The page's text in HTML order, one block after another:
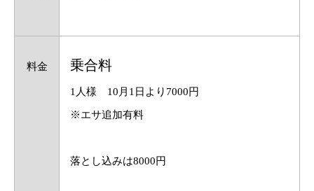
料金 乗合料
1人様 10月1日より7000円
※エサ追加有料
落とし込みは8000円